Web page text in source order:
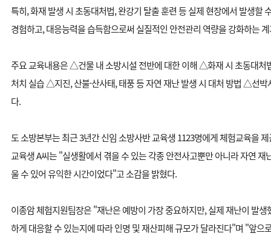
특히, 화재 발생 시 초동대처법, 완강기 탈출 훈련 등 실제 현장에서 발생할
경험하고, 대응능력을 습득함으로써 실질적인 안전관리 역량을 강화하는
주요 교육내용은 △건물 내 소방시설 전반에 대한 이해 △화재 시 초동대
처치 실습 △지진, 산불·산사태, 태풍 등 자연 재난 발생 시 대처 방법 △선박
다.
도 소방본부는 최근 3년간 신임 소방사반 교육생 1123명에게 체험교육을
교육생 A씨는 "실생활에서 겪을 수 있는 각종 안전사고뿐만 아니라 자연 재
울 수 있어 유익한 시간이었다"고 소감을 밝혔다.
이종암 체험지원팀장은 "재난은 예방이 가장 중요하지만, 실제 재난이 발
하게 대응할 수 있는지에 따라 인명 및 재산피해 규모가 달라진다"며 "앞으